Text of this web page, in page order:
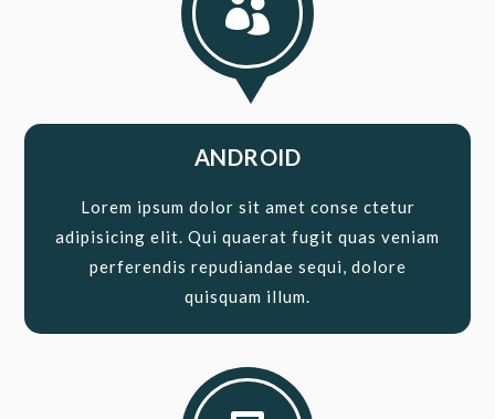

ANDROID
Lorem ipsum dolor sit amet conse ctetur
adipisicing elit. Qui quaerat fugit quas veniam
perferendis repudiandae sequi, dolore
quisquam illum.